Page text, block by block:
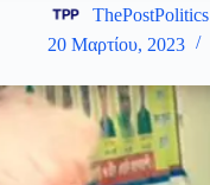
20 Μαρτίου, 2023